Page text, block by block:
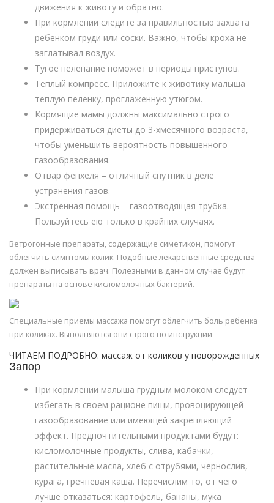
движения к животу и обратно.
При кормлении следите за правильностью захвата
ребенком груди или соски. Важно, чтобы кроха не
заглатывал воздух.
Тугое пеленание поможет в периоды приступов.
Теплый компресс. Приложите к животику малыша
теплую пеленку, проглаженную утюгом.
Кормящие мамы должны максимально строго
придерживаться диеты до 3-хмесячного возраста,
чтобы уменьшить вероятность повышенного
газообразования.
Отвар фенхеля – отличный спутник в деле
устранения газов.
Экстренная помощь – газоотводящая трубка.
Пользуйтесь ею только в крайних случаях.
Ветрогонные препараты, содержащие симетикон, помогут
облегчить симптомы колик. Подобные лекарственные средства
должен выписывать врач. Полезными в данном случае будут
препараты на основе кисломолочных бактерий.
Специальные приемы массажа помогут облегчить боль ребенка
при коликах. Выполняются они строго по инструкции
ЧИТАЕМ ПОДРОБНО: массаж от коликов у новорожденных
Запор
При кормлении малыша грудным молоком следует
избегать в своем рационе пищи, провоцирующей
газообразование или имеющей закрепляющий
эффект. Предпочтительными продуктами будут:
кисломолочные продукты, слива, кабачки,
растительные масла, хлеб с отрубями, чернослив,
курага, гречневая каша. Перечислим то, от чего
лучше отказаться: картофель, бананы, мука